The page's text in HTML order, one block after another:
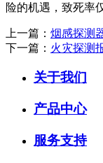
险的机遇，致死率
上一篇： 烟感探测
下一篇： 火灾探测
关于我们
产品中心
服务支持